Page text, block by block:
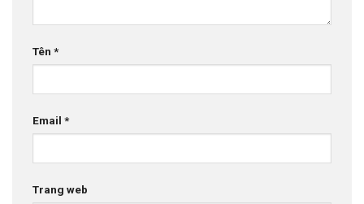
Tên *
Email *
Trang web